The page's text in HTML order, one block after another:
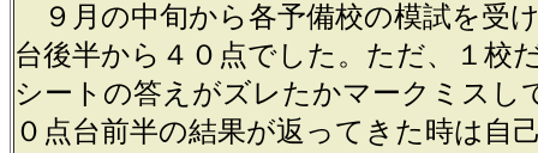
９月の中旬から各予備校の模試を受
台後半から４０点でした。ただ、１校
シートの答えがズレたかマークミスし
０点台前半の結果が返ってきた時は自